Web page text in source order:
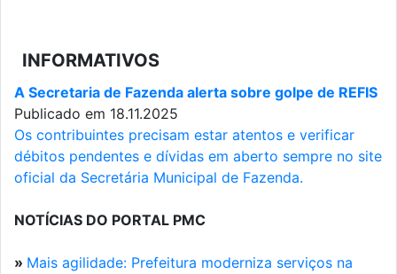
INFORMATIVOS
A Secretaria de Fazenda alerta sobre golpe de REFIS
Publicado em 18.11.2025
Os contribuintes precisam estar atentos e verificar
débitos pendentes e dívidas em aberto sempre no site
oficial da Secretária Municipal de Fazenda.
NOTÍCIAS DO PORTAL PMC
» Mais agilidade: Prefeitura moderniza serviços na